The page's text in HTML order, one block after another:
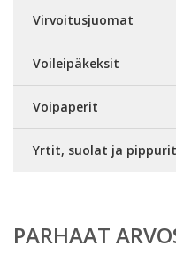
Virvoitusjuomat
Voileipäkeksit
Voipaperit
Yrtit, suolat ja pippurit
PARHAAT